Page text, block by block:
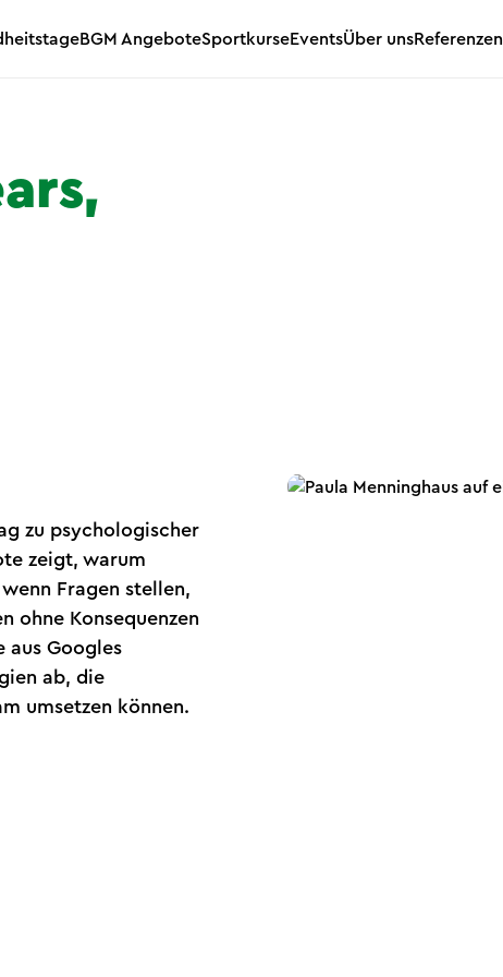
BGM AngeboteSportkurseEventsÜber unsReferenzen
zu psychologischer
zeigt, warum
Fragen stellen,
ohne Konsequenzen
aus Googles
ab, die
umsetzen können.